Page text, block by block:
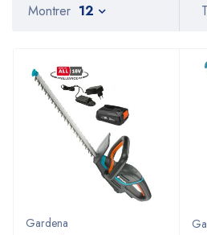
Montrer 12
Gardena